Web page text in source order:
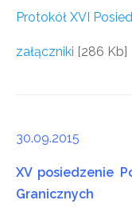
Protokół XVI
załączniki [286 Kb]
30.09.2015
XV posiedzenie
Granicznych